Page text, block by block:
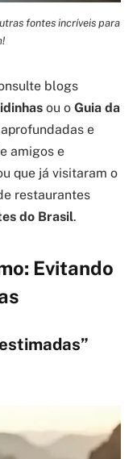
fontes incríveis para
blogs
ou o Guia da
e
amigos e
que já visitaram o
restaurantes
do Brasil.
Evitando